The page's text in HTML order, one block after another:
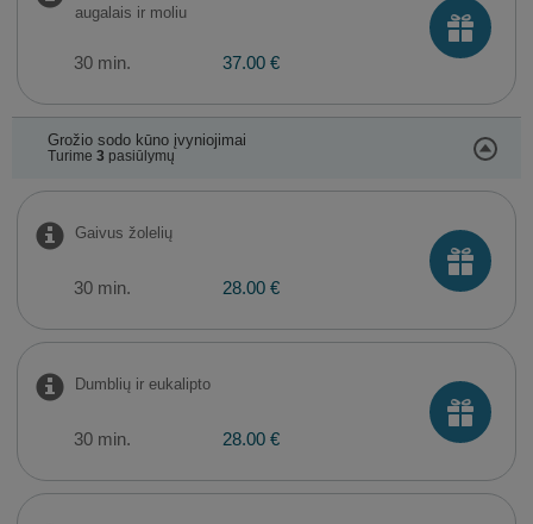
augalais ir moliu
30 min. 37.00 €
Grožio sodo kūno įvyniojimai
Turime 3 pasiūlymų
Gaivus žolelių
30 min. 28.00 €
Dumblių ir eukalipto
30 min. 28.00 €